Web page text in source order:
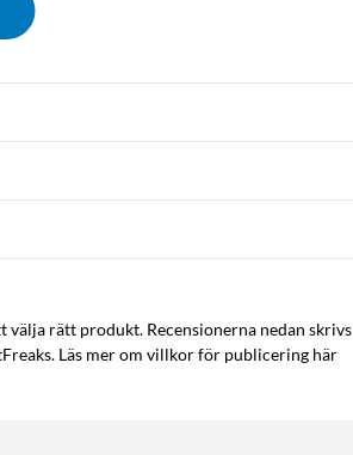
rätt produkt. Recensionerna nedan skrivs
Läs mer om villkor för publicering här